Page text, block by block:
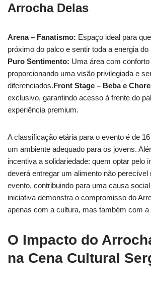
Arrocha Delas
Arena – Fanatismo: Espaço ideal para
próximo do palco e sentir toda a energia do
Puro Sentimento: Uma área com conforto
proporcionando uma visão privilegiada e
diferenciados.Front Stage – Beba e
exclusivo, garantindo acesso à frente do
experiência premium.
A classificação etária para o evento é de
um ambiente adequado para os jovens.
incentiva a solidariedade: quem optar pelo
deverá entregar um alimento não perecível
evento, contribuindo para uma causa
iniciativa demonstra o compromisso do
apenas com a cultura, mas também com a
O Impacto do
na Cena Cultural